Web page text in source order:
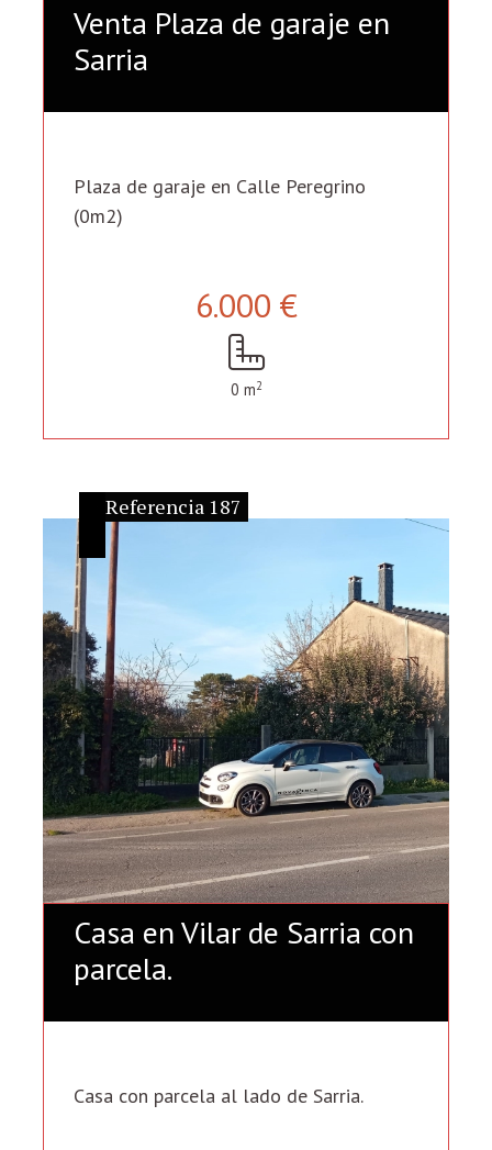
Venta Plaza de garaje en
Sarria
Plaza de garaje en Calle Peregrino
(0m2)
6.000 €
0 m2
Referencia 187
Casa en Vilar de Sarria con
parcela.
Casa con parcela al lado de Sarria.